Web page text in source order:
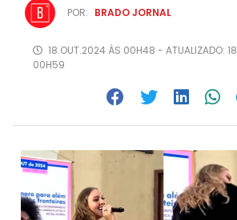
POR: BRADO JORNAL
18.OUT.2024 ÀS 00H48 - ATUALIZADO:
00H59